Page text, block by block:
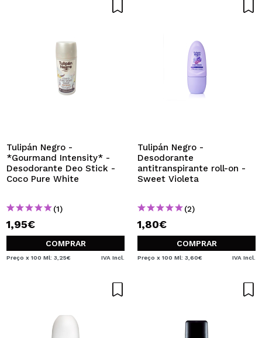
Tulipán Negro -
*Gourmand Intensity* -
Desodorante Deo Stick -
Coco Pure White
(1)
1,95€
COMPRAR
Preço x 100 Ml: 3,25€ IVA Incl.
Tulipán Negro -
Desodorante
antitranspirante roll-on -
Sweet Violeta
(2)
1,80€
COMPRAR
Preço x 100 Ml: 3,60€ IVA Incl.